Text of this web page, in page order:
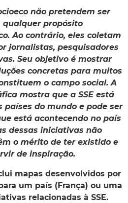
não pretendem ser
propósito
Ao contrário, eles coletam
jornalistas, pesquisadores
Seu objetivo é mostrar
concretas para muitos
o campo social. A
mostra que a SSE está
países do mundo e pode ser
está acontecendo no país
dessas iniciativas não
o mérito de ter existido e
de inspiração.
mapas desenvolvidos por
um país (França) ou uma
relacionadas à SSE.